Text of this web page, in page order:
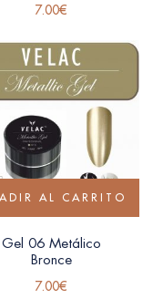
7.00€
AL CARRITO
Gel 06 Metálico
Bronce
7.00€